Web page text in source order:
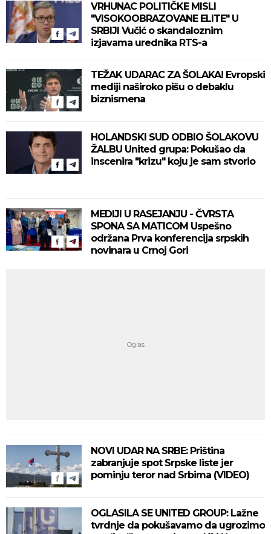
VRHUNAC POLITIČKE MISLI
"VISOKOOBRAZOVANE ELITE" U
SRBIJI Vučić o skandaloznim
izjavama urednika RTS-a
TEŽAK UDARAC ZA ŠOLAKA! Evropski
mediji naširoko pišu o debaklu
biznismena
HOLANDSKI SUD ODBIO ŠOLAKOVU
ŽALBU United grupa: Pokušao da
inscenira "krizu" koju je sam stvorio
MEDIJI U RASEJANJU - ČVRSTA
SPONA SA MATICOM Uspešno
održana Prva konferencija srpskih
novinara u Crnoj Gori
NOVI UDAR NA SRBE: Priština
zabranjuje spot Srpske liste jer
pominju teror nad Srbima (VIDEO)
OGLASILA SE UNITED GROUP: Lažne
tvrdnje da pokušavamo da ugrozimo